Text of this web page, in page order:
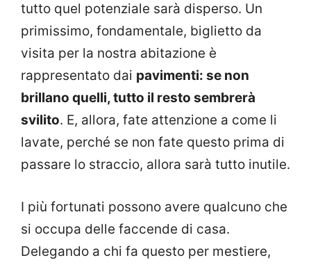
tutto quel potenziale sarà disperso. Un
primissimo, fondamentale, biglietto da
visita per la nostra abitazione è
rappresentato dai pavimenti: se non
brillano quelli, tutto il resto sembrerà
svilito. E, allora, fate attenzione a come li
lavate, perché se non fate questo prima di
passare lo straccio, allora sarà tutto inutile.
I più fortunati possono avere qualcuno che
si occupa delle faccende di casa.
Delegando a chi fa questo per mestiere,